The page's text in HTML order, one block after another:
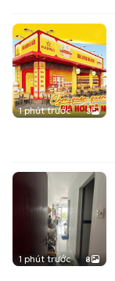
1 phút trước 3
1 phút trước 8